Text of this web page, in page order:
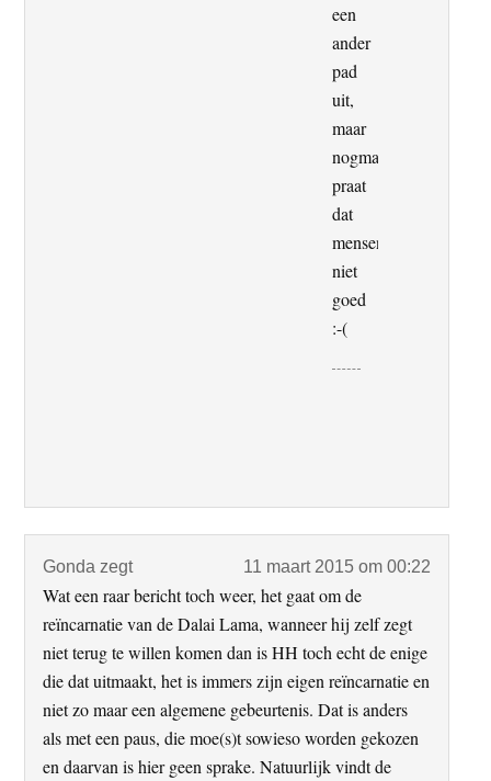
een
ander
pad
uit,
maar
nogmaals
praat
dat
niet
goed
:-(
Gonda zegt 11 maart 2015 om 00:22
Wat een raar bericht toch weer, het gaat om de
reïncarnatie van de Dalai Lama, wanneer hij zelf zegt
niet terug te willen komen dan is HH toch echt de enige
die dat uitmaakt, het is immers zijn eigen reïncarnatie en
niet zo maar een algemene gebeurtenis. Dat is anders
als met een paus, die moe(s)t sowieso worden gekozen
en daarvan is hier geen sprake. Natuurlijk vindt de